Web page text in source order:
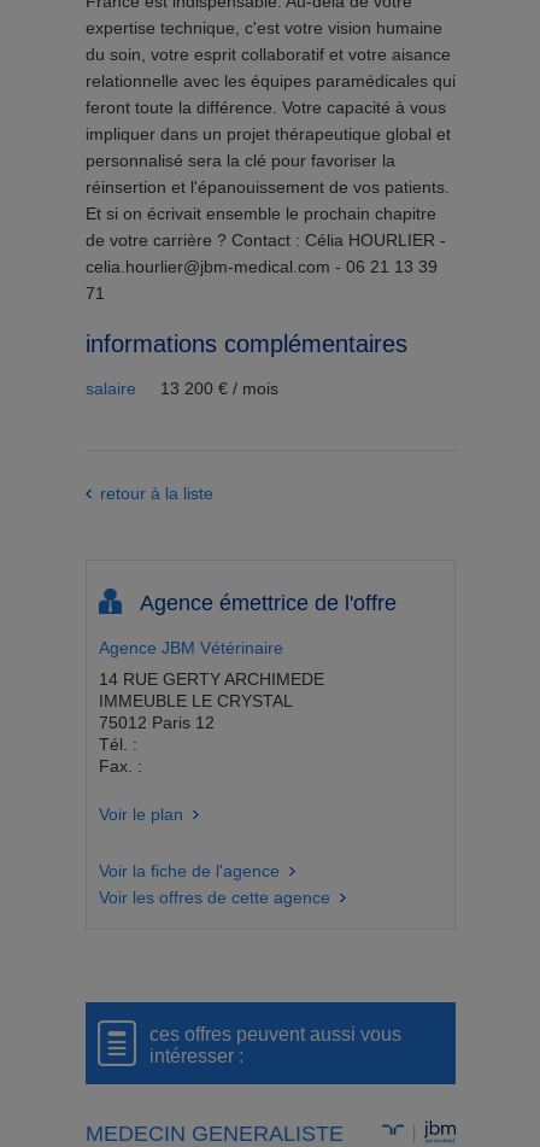
expertise technique, c'est votre vision humaine
du soin, votre esprit collaboratif et votre aisance
relationnelle avec les équipes paramédicales qui
feront toute la différence. Votre capacité à vous
impliquer dans un projet thérapeutique global et
personnalisé sera la clé pour favoriser la
réinsertion et l'épanouissement de vos patients.
Et si on écrivait ensemble le prochain chapitre
de votre carrière ? Contact : Célia HOURLIER -
celia.hourlier@jbm-medical.com - 06 21 13 39
71
informations complémentaires
salaire 13 200 € / mois
retour à la liste
Agence émettrice de l'offre
Agence JBM Vétérinaire
14 RUE GERTY ARCHIMEDE
IMMEUBLE LE CRYSTAL
75012 Paris 12
Tél. :
Fax. :
Voir le plan
Voir la fiche de l'agence
Voir les offres de cette agence
ces offres peuvent aussi vous
intéresser :
MEDECIN GENERALISTE